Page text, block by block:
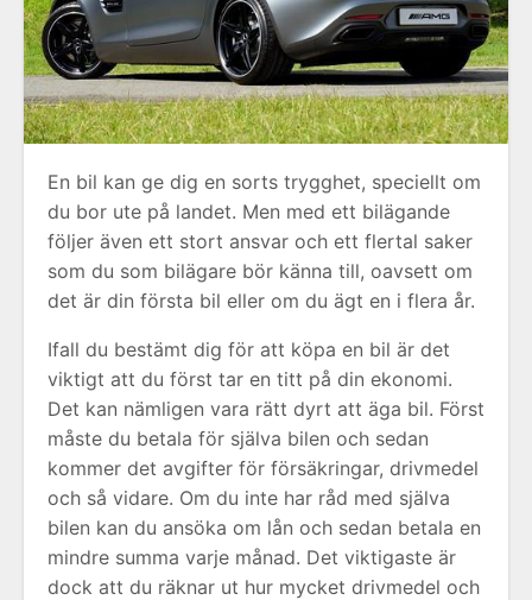
En bil kan ge dig en sorts trygghet, speciellt om
du bor ute på landet. Men med ett bilägande
följer även ett stort ansvar och ett flertal saker
som du som bilägare bör känna till, oavsett om
det är din första bil eller om du ägt en i flera år.
Ifall du bestämt dig för att köpa en bil är det
viktigt att du först tar en titt på din ekonomi.
Det kan nämligen vara rätt dyrt att äga bil. Först
måste du betala för själva bilen och sedan
kommer det avgifter för försäkringar, drivmedel
och så vidare. Om du inte har råd med själva
bilen kan du ansöka om lån och sedan betala en
mindre summa varje månad. Det viktigaste är
dock att du räknar ut hur mycket drivmedel och